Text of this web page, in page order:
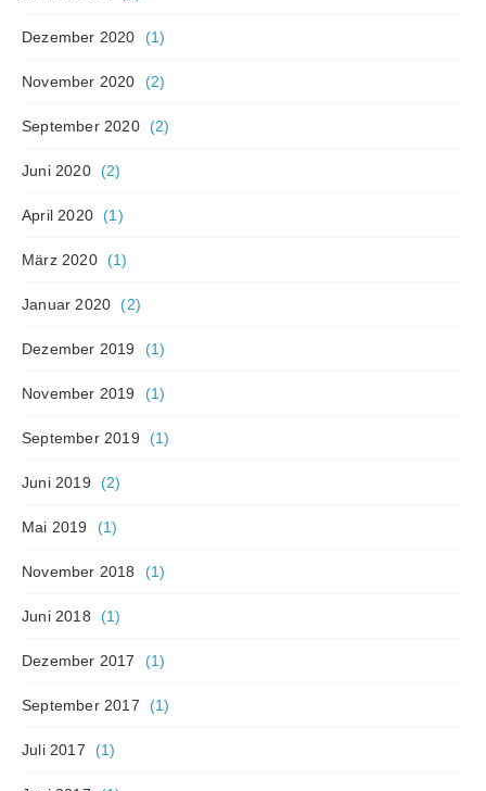
Dezember 2020 (1)
November 2020 (2)
September 2020 (2)
Juni 2020 (2)
April 2020 (1)
März 2020 (1)
Januar 2020 (2)
Dezember 2019 (1)
November 2019 (1)
September 2019 (1)
Juni 2019 (2)
Mai 2019 (1)
November 2018 (1)
Juni 2018 (1)
Dezember 2017 (1)
September 2017 (1)
Juli 2017 (1)